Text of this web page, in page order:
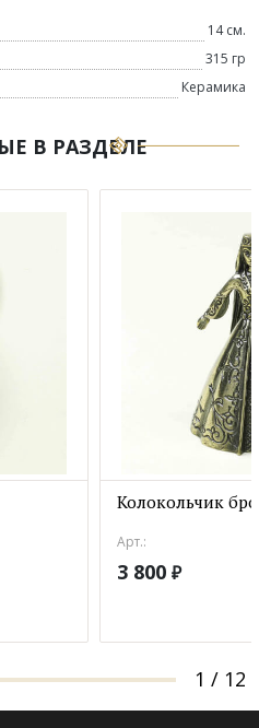
14 см.
315 гр
Керамика
В РАЗДЕЛЕ
Колокольчик
Арт.:
3 800 ₽
1 / 12